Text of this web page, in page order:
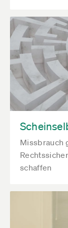
Missbrauch
schaffen